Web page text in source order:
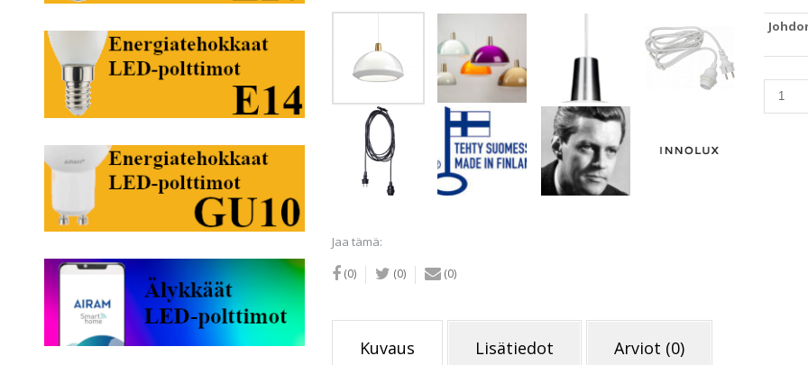
Kuplat-
Jaa tämä:
(0) (0) (0)
Kuvaus Lisätiedot Arviot (0)